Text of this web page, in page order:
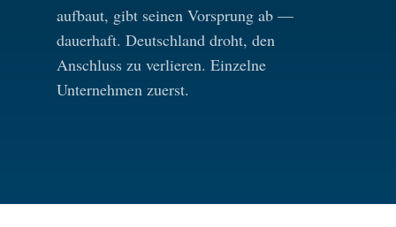
aufbaut, gibt seinen Vorsprung ab —
dauerhaft. Deutschland droht, den
Anschluss zu verlieren. Einzelne
Unternehmen zuerst.